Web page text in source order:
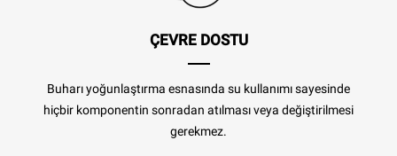
ÇEVRE DOSTU
Buharı yoğunlaştırma esnasında su kullanımı sayesinde
hiçbir komponentin sonradan atılması veya değiştirilmesi
gerekmez.